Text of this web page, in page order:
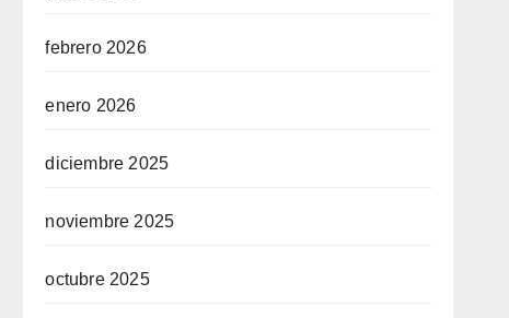
febrero 2026
enero 2026
diciembre 2025
noviembre 2025
octubre 2025